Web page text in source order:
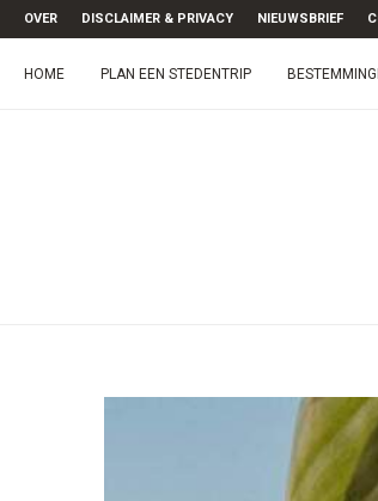
OVER DISCLAIMER & PRIVACY NIEUWSBRIEF
HOME PLAN EEN STEDENTRIP